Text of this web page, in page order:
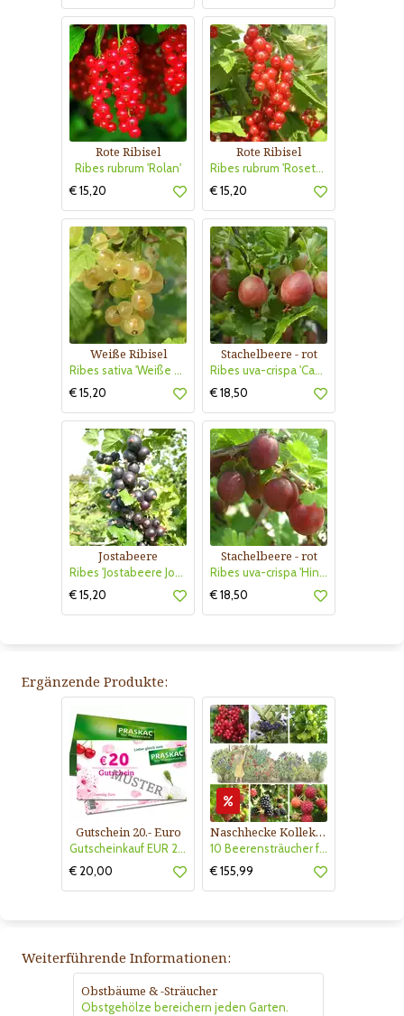
Rote Ribisel
Ribes rubrum 'Rolan'
€ 15,20
Rote Ribisel
Ribes rubrum 'Rosetta'
€ 15,20
Weiße Ribisel
Ribes sativa 'Weiße Versailler'
€ 15,20
Stachelbeere - rot
Ribes uva-crispa 'Captivator'
€ 18,50
Jostabeere
Ribes 'Jostabeere Jostine'
€ 15,20
Stachelbeere - rot
Ribes uva-crispa 'Hinnonmäki Rot'
€ 18,50
Ergänzende Produkte:
Gutschein 20.- Euro
Gutscheinkauf EUR 20.-
€ 20,00
Naschhecke Kollektion Nr. 420
10 Beerensträucher für sonnigen Standort- niedrig wachsend
€ 155,99
Weiterführende Informationen:
Obstbäume & -Sträucher
Obstgehölze bereichern jeden Garten.